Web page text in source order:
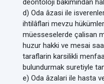
deontoloji bakimindan
d) Oda âzasi ile
ihtilâflari mevzu
müesseselerde çalisan
huzur hakki ve mesai
taraflarin karsilikli
bulundurmak suretiyle
e) Oda âzalari ile hasta